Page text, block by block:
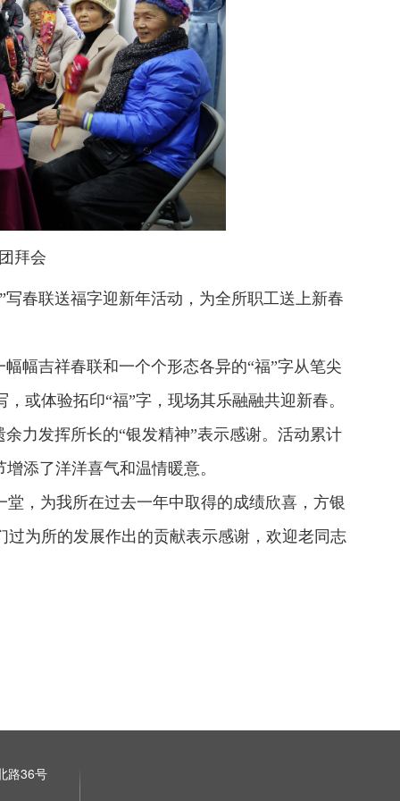
拜会
春联送福字迎新年活动，为全所职工送上新春
吉祥春联和一个个形态各异的“福”字从笔尖
或体验拓印“福”字，现场其乐融融共迎新春。
发挥所长的“银发精神”表示感谢。活动累计
添了洋洋喜气和温情暖意。
为我所在过去一年中取得的成绩欣喜，方银
为所的发展作出的贡献表示感谢，欢迎老同志
路36号